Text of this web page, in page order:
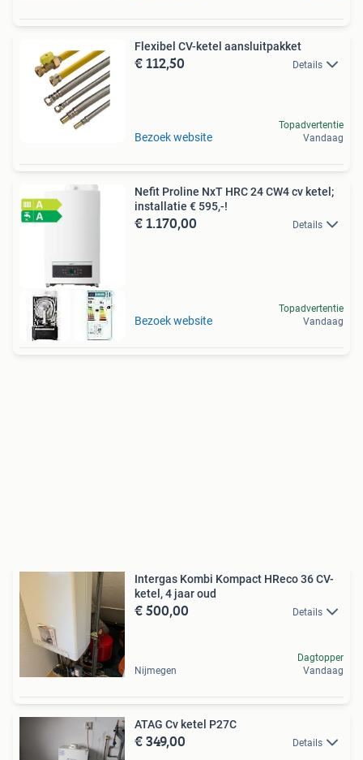
Flexibel CV-ketel aansluitpakket
€ 112,50 Details
Bezoek website
Topadvertentie
Vandaag
Nefit Proline NxT HRC 24 CW4 cv ketel;
installatie € 595,-!
€ 1.170,00 Details
Bezoek website
Topadvertentie
Vandaag
Intergas Kombi Kompact HReco 36 CV-
ketel, 4 jaar oud
€ 500,00 Details
Nijmegen
Dagtopper
Vandaag
ATAG Cv ketel P27C
€ 349,00 Details